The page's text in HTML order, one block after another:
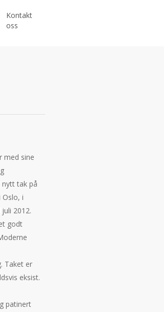
Kontakt
oss
med sine
nytt tak på
i
2012.
godt
Taket er
eksist.
patinert